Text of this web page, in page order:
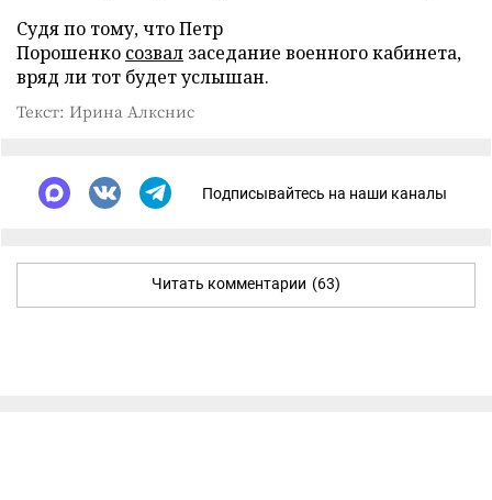
Судя по тому, что Петр
Порошенко созвал заседание военного кабинета,
вряд ли тот будет услышан.
Текст: Ирина Алкснис
Подписывайтесь на наши каналы
Читать комментарии (63)